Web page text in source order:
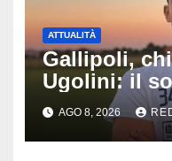
ATTUALITÀ
Gallipoli,
Ugolini: il
medico e la
capitano, il
per il
AGO 8, 2026